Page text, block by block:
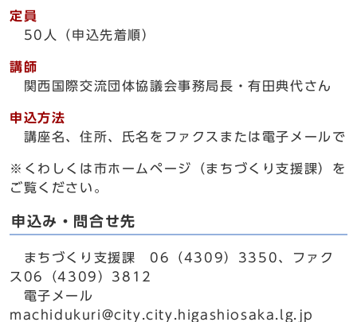
定員
50人（申込先着順）
講師
関西国際交流団体協議会事務局長・有田典代さん
申込方法
講座名、住所、氏名をファクスまたは電子メールで
※くわしくは市ホームページ（まちづくり支援課）を
ご覧ください。
申込み・問合せ先
まちづくり支援課 06（4309）3350、ファク
ス06（4309）3812
電子メール
machidukuri@city.city.higashiosaka.lg.jp